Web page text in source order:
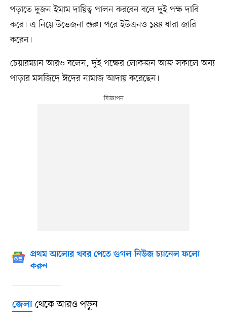
পড়াতে দুজন ইমাম দায়িত্ব পালন করবেন বলে দুই পক্ষ দাবি
করে। এ নিয়ে উত্তেজনা শুরু। পরে ইউএনও ১৪৪ ধারা জারি
করেন।
চেয়ারম্যান আরও বলেন, দুই পক্ষের লোকজন আজ সকালে অন্য
পাড়ার মসজিদে ঈদের নামাজ আদায় করেছেন।
প্রথম আলোর খবর পেতে গুগল নিউজ চ্যানেল ফলো
করুন
জেলাথেকে আরও পড়ুন